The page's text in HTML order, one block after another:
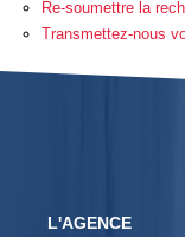
Re-soumettre la
Transmettez-nous
L'AGENCE